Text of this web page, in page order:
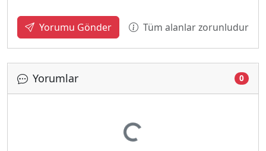
Yorumu Gönder Tüm alanlar zorunludur
Yorumlar 0
Yükleniyor...